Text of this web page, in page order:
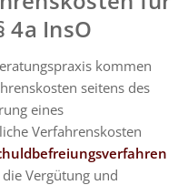
4a InsO
kommen
seitens des
eines
Verfahrenskosten
Vergütung und